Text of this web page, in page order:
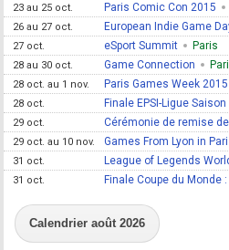
23 au 25 oct. Paris Comic Con 2015
26 au 27 oct. European Indie Game
27 oct. eSport Summit Paris
28 au 30 oct. Game Connection
28 oct. au 1 nov. Paris Games Week 2015
28 oct. Finale EPSI-Ligue Saison
29 oct. Cérémonie de remise
29 oct. au 10 nov. Games From Lyon in
31 oct. League of Legends
31 oct. Finale Coupe du Monde
Calendrier août 2026